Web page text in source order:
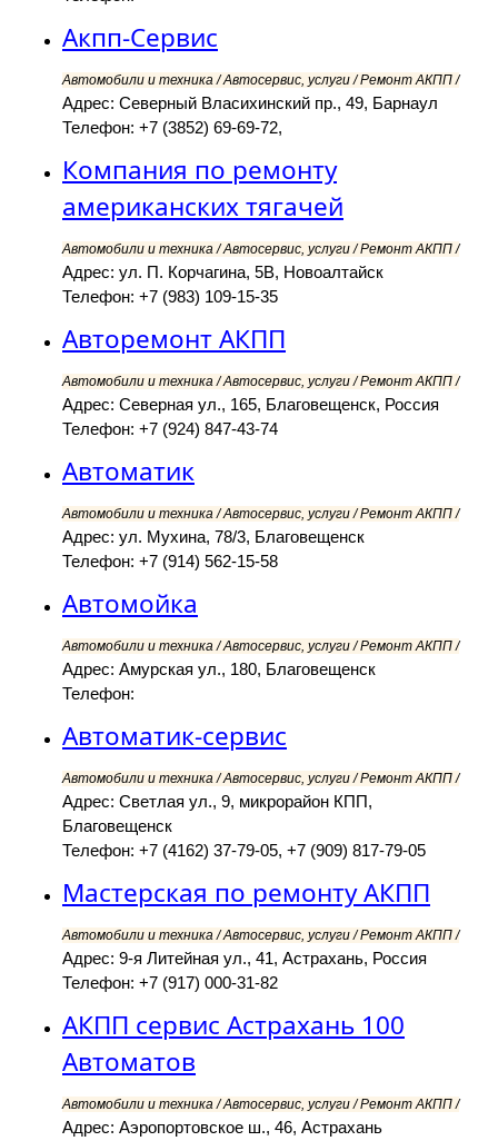
Акпп-Сервис
Автомобили и техника / Автосервис, услуги / Ремонт АКПП /
Адрес: Северный Власихинский пр., 49, Барнаул
Телефон: +7 (3852) 69-69-72,
Компания по ремонту
американских тягачей
Автомобили и техника / Автосервис, услуги / Ремонт АКПП /
Адрес: ул. П. Корчагина, 5В, Новоалтайск
Телефон: +7 (983) 109-15-35
Авторемонт АКПП
Автомобили и техника / Автосервис, услуги / Ремонт АКПП /
Адрес: Северная ул., 165, Благовещенск, Россия
Телефон: +7 (924) 847-43-74
Автоматик
Автомобили и техника / Автосервис, услуги / Ремонт АКПП /
Адрес: ул. Мухина, 78/3, Благовещенск
Телефон: +7 (914) 562-15-58
Автомойка
Автомобили и техника / Автосервис, услуги / Ремонт АКПП /
Адрес: Амурская ул., 180, Благовещенск
Телефон:
Автоматик-сервис
Автомобили и техника / Автосервис, услуги / Ремонт АКПП /
Адрес: Светлая ул., 9, микрорайон КПП,
Благовещенск
Телефон: +7 (4162) 37-79-05, +7 (909) 817-79-05
Мастерская по ремонту АКПП
Автомобили и техника / Автосервис, услуги / Ремонт АКПП /
Адрес: 9-я Литейная ул., 41, Астрахань, Россия
Телефон: +7 (917) 000-31-82
АКПП сервис Астрахань 100
Автоматов
Автомобили и техника / Автосервис, услуги / Ремонт АКПП /
Адрес: Аэропортовское ш., 46, Астрахань